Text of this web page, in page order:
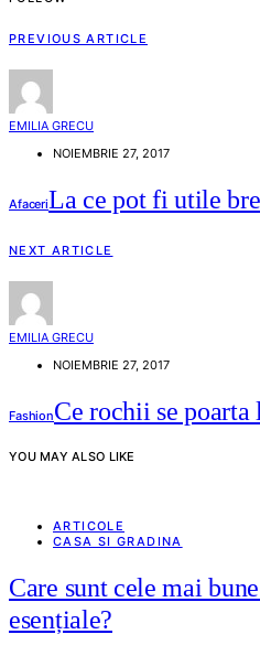
PREVIOUS ARTICLE
EMILIA GRECU
NOIEMBRIE 27, 2017
AfaceriLa ce pot fi utile
NEXT ARTICLE
EMILIA GRECU
NOIEMBRIE 27, 2017
FashionCe rochii se
YOU MAY ALSO LIKE
ARTICOLE
CASA SI GRADINA
Care sunt cele mai
esențiale?